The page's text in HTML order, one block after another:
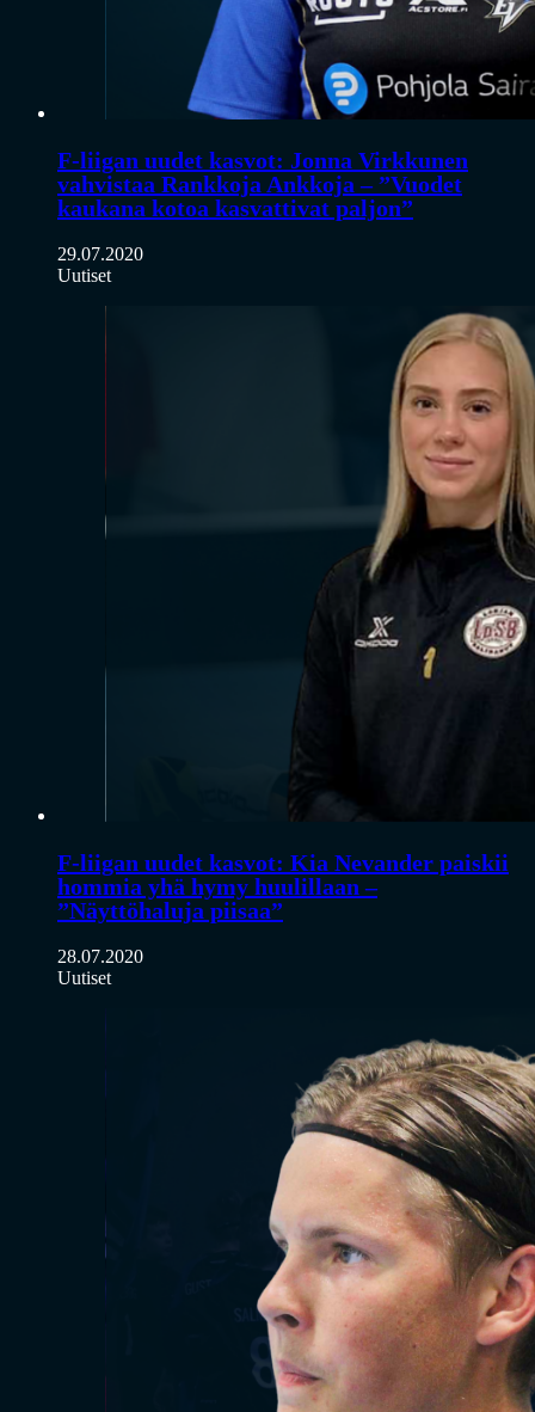
F-liigan uudet kasvot: Jonna Virkkunen
vahvistaa Rankkoja Ankkoja – ”Vuodet
kaukana kotoa kasvattivat paljon”
29.07.2020
Uutiset
F-liigan uudet kasvot: Kia Nevander paiskii
hommia yhä hymy huulillaan –
”Näyttöhaluja piisaa”
28.07.2020
Uutiset